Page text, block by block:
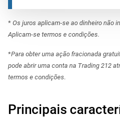
* Os juros aplicam-se ao dinheiro não
Aplicam-se termos e condições.
*Para obter uma ação fracionada
pode abrir uma conta na Trading 212
termos e condições.
Principais